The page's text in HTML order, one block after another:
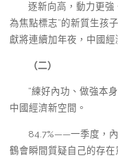
逐新向高，動力更強
為焦點標志”的新質生孩
獻將連續加年夜，中國
（二）
“練好內功、做強本
中國經濟新空間。
84.7%——一季度，
鶴會瞬間質疑自己的存